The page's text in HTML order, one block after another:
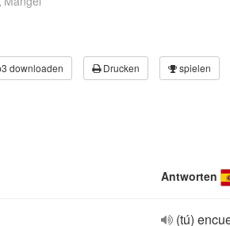
downloaden Drucken spielen
Antworten
(tú)